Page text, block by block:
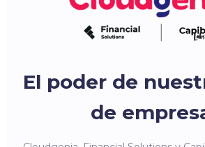
El poder de
de